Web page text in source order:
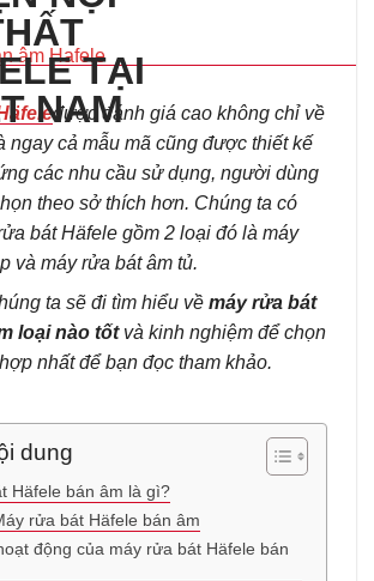
được đánh giá cao không chỉ về
ngay cả mẫu mã cũng được thiết kế
các nhu cầu sử dụng, người dùng
theo sở thích hơn. Chúng ta có
bát Häfele gồm 2 loại đó là máy
và máy rửa bát âm tủ.
ta sẽ đi tìm hiểu về máy rửa bát
loại nào tốtvà kinh nghiệm để chọn
nhất để bạn đọc tham khảo.
dung
Häfele bán âm là gì?
rửa bát Häfele bán âm
động của máy rửa bát Häfele bán